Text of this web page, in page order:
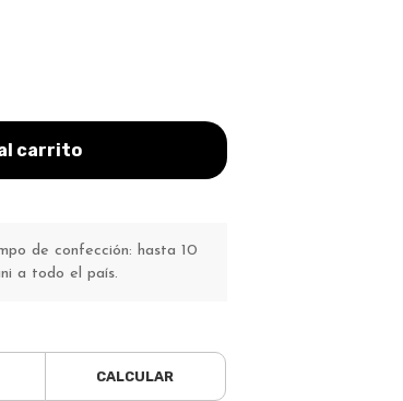
carrito
de confección: hasta 10
a todo el país.
CALCULAR